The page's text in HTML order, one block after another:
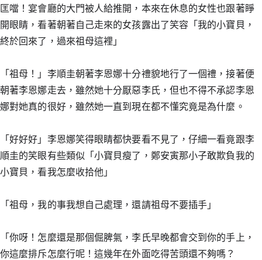
匡噹！宴會廳的大門被人給推開，本來在休息的女性也跟著睜
開眼睛，看著朝著自己走來的女孩露出了笑容「我的小寶貝，
終於回來了，過來祖母這裡」
「祖母！」李順圭朝著李恩娜十分禮貌地行了一個禮，接著便
朝著李恩娜走去，雖然她十分厭惡李氏，但也不得不承認李恩
娜對她真的很好，雖然她一直到現在都不懂究竟是為什麼。
「好好好」李恩娜笑得眼睛都快要看不見了，仔細一看竟跟李
順圭的笑眼有些類似「小寶貝瘦了，鄭安寅那小子敢欺負我的
小寶貝，看我怎麼收拾他」
「祖母，我的事我想自己處理，還請祖母不要插手」
「你呀！怎麼還是那個倔脾氣，李氏早晚都會交到你的手上，
你這麼排斥怎麼行呢！這幾年在外面吃得苦頭還不夠嗎？